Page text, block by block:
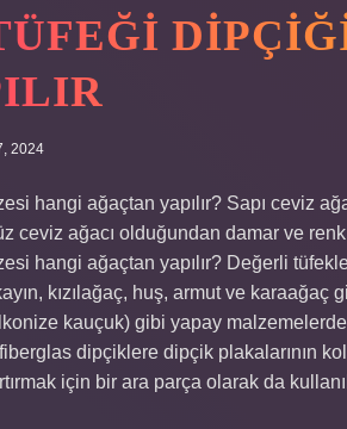
2024
hangi ağaçtan yapılır? Sapı ceviz
ceviz ağacı olduğundan damar ve
hangi ağaçtan yapılır? Değerli
kızılağaç, huş, armut ve karaağaç
kauçuk) gibi yapay
dipçiklere dipçik plakalarının
için bir ara parça olarak da